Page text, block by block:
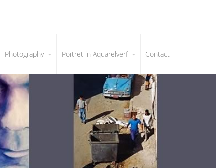
Photography Portret in Aquarelverf Contact